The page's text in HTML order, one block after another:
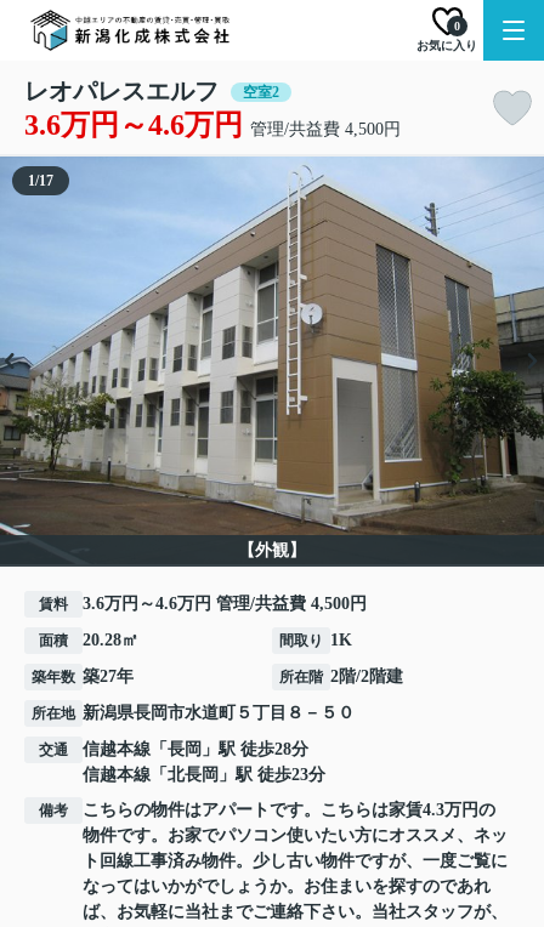
お気に入り
0
レオパレスエルフ 空室2
3.6万円～4.6万円 管理/共益費 4,500円
【外観】
1/17
賃料 3.6万円～4.6万円 管理/共益費 4,500円
面積 20.28㎡ 間取り 1K
築年数 築27年 所在階 2階/2階建
所在地 新潟県長岡市水道町 ５丁目８－５０
交通 信越本線 「 長岡 」駅 徒歩28分
信越本線 「 北長岡 」駅 徒歩23分
備考
こちらの物件はアパートです。こちらは家賃4.3万円の
物件です。お家でパソコン使いたい方にオススメ、ネッ
ト回線工事済み物件。少し古い物件ですが、一度ご覧に
なってはいかがでしょうか。お住まいを探すのであれ
ば、お気軽に当社までご連絡下さい。当社スタッフが、